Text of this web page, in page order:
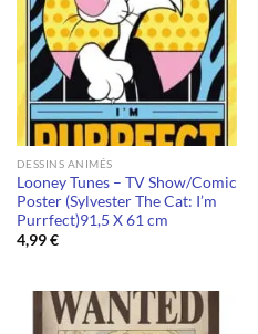
DESSINS ANIMÉS
Looney Tunes – TV Show/Comic
Poster (Sylvester The Cat: I’m
Purrfect)91,5 X 61 cm
4,99€